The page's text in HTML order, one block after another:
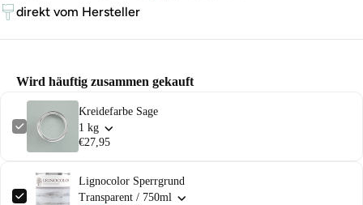
direkt vom Hersteller
Wird häuftig zusammen gekauft
Kreidefarbe Sage
1 kg
€27,95
Lignocolor Sperrgrund
Transparent / 750ml